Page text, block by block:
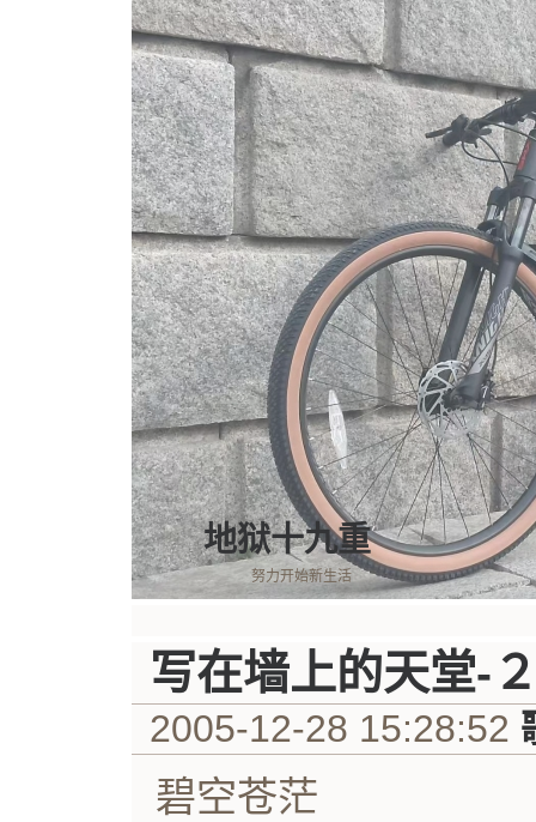
地狱十九重
努力开始新生活
写在墙上的天堂-
2005-12-28 15:28:52
碧空苍茫